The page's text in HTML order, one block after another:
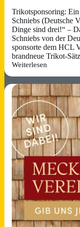
Trikotsponsoring:
Schniebs (Deutsche
Dinge sind drei!“ –
Schniebs von der
sponsorte dem HCL
brandneue Trikot-
Weiterlesen
Sponsoring
Bettina
Schniebs
(Deutsche
Vermögensberatung)